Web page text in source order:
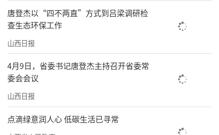
国非遗传承人研修培训计划，自2016年起先后
举办了29期传承人培训班，近1200人参训受
益。培育传承领军人物，老陈醋酿制技艺国家
级代表性传承人郭俊陆入选2017“中国非遗年
度人物”；中医传统制剂方法（龟龄集传统制
作技艺、定坤丹制作技艺）国家级代表性传承
人柳惠武荣获2019“中国非遗年度人物”；平
遥推光漆器髹饰技艺国家级代表性传承人薛生
唐登杰以“四不两直”方式到吕梁调研检
查生态环保工作
山西日报
4月9日，省委书记唐登杰主持召开省委常
委会会议
山西日报
点滴绿意润人心 低碳生活已寻常